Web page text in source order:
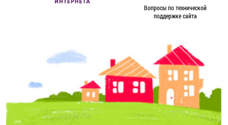
Вопросы по технической
поддержке сайта